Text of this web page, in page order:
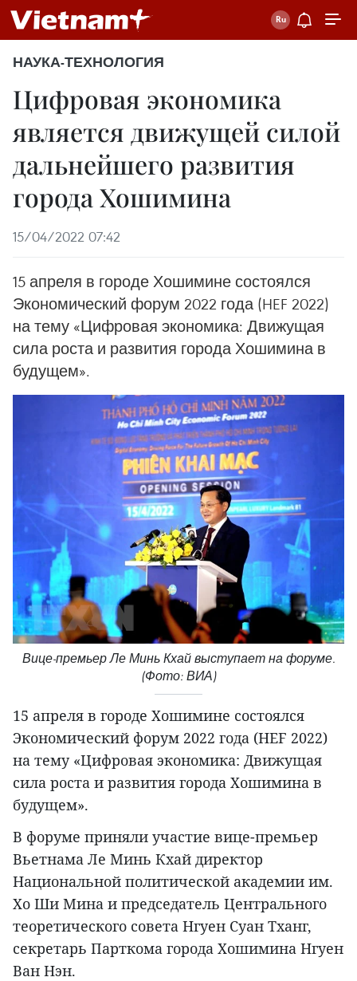
НАУКА-ТЕХНОЛОГИЯ
Цифровая экономика
является движущей силой
дальнейшего развития
города Хошимина
15/04/2022 07:42
15 апреля в городе Хошимине состоялся
Экономический форум 2022 года (HEF 2022)
на тему «Цифровая экономика: Движущая
сила роста и развития города Хошимина в
будущем».
Вице-премьер Ле Минь Кхай выступает на форуме.
(Фото: ВИА)
15 апреля в городе Хошимине состоялся
Экономический форум 2022 года (HEF 2022)
на тему «Цифровая экономика: Движущая
сила роста и развития города Хошимина в
будущем».
В форуме приняли участие вице-премьер
Вьетнама Ле Минь Кхай директор
Национальной политической академии им.
Хо Ши Мина и председатель Центрального
теоретического совета Нгуен Суан Тханг,
секретарь Парткома города Хошимина Нгуен
Ван Нэн.